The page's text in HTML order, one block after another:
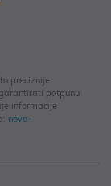
preciznije
potpunu
informacije
nova-